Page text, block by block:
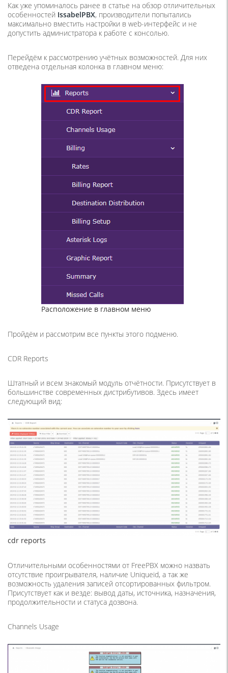
Как уже упоминалось ранее в статье на обзор отличительных
особенностей IssabelPBX, производители попытались
максимально вместить настройки в web-интерфейс и не
допустить администратора к работе с консолью.
Перейдём к рассмотрению учётных возможностей. Для них
отведена отдельная колонка в главном меню:
Расположение в главном меню
Пройдём и рассмотрим все пункты этого подменю.
CDR Reports
Штатный и всем знакомый модуль отчётности. Присутствует в
большинстве современных дистрибутивов. Здесь имеет
следующий вид:
cdr reports
Отличительными особенностями от FreePBX можно назвать
отсутствие проигрывателя, наличие Uniqueid, а так же
возможность удаления записей отсортированных фильтром.
Присутствует как и везде: вывод даты, источника, назначения,
продолжительности и статуса дозвона.
Channels Usage